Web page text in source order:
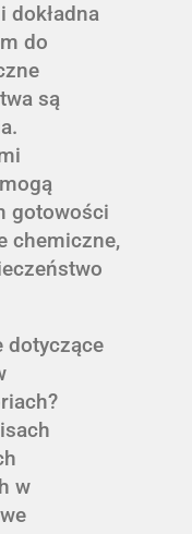
dokładna
do
są
gotowości
chemiczne,
dotyczące
w